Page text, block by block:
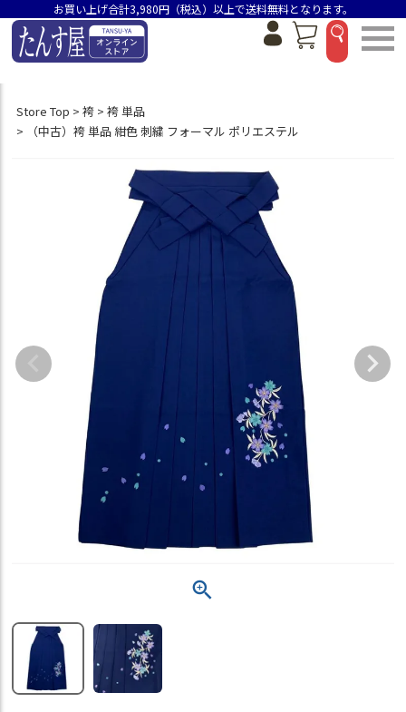
お買い上げ合計3,980円（税込）以上で送料無料となります。
Store Top 袴
袴 単品
（中古）袴 単品 紺色 刺繍 フォーマル ポリエステル